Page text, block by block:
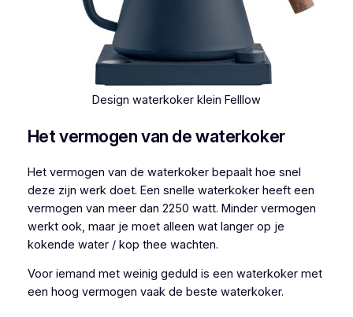
Design waterkoker klein Felllow
Het vermogen van de waterkoker
Het vermogen van de waterkoker bepaalt hoe snel
deze zijn werk doet. Een snelle waterkoker heeft een
vermogen van meer dan 2250 watt. Minder vermogen
werkt ook, maar je moet alleen wat langer op je
kokende water / kop thee wachten.
Voor iemand met weinig geduld is een waterkoker met
een hoog vermogen vaak de beste waterkoker.